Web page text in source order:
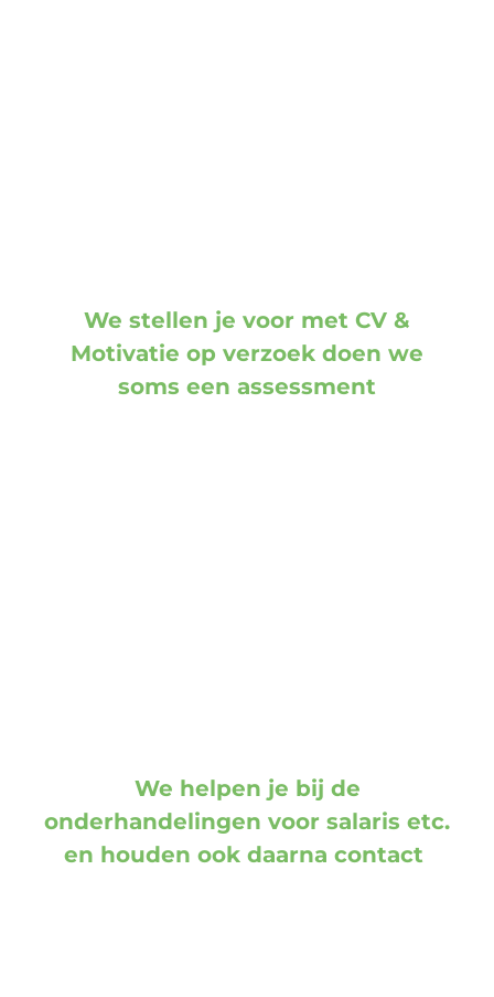
We stellen je voor met CV &
Motivatie op verzoek doen we
soms een assessment
We helpen je bij de
onderhandelingen voor salaris etc.
en houden ook daarna contact